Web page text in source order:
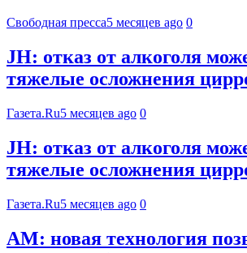
Свободная пресса5 месяцев ago 0
JH: отказ от алкоголя
тяжелые осложнения
Газета.Ru5 месяцев ago 0
JH: отказ от алкоголя
тяжелые осложнения
Газета.Ru5 месяцев ago 0
AM: новая технология